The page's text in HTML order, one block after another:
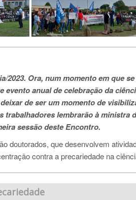
Ora, num momento em que
anual de celebração da
de ser um momento de
lembrarão à ministra
sessão deste Encontro.
doutorados, que desenvolvem
contra a precariedade na